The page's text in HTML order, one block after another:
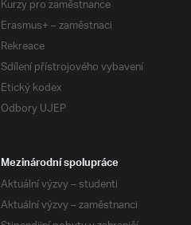
Kurzy pro zaměstnance
Erasmus+ – zaměstnaci
Rekreace
Sdílení přístrojového vybavení
Etický kodex
Odbory UJEP
Mezinárodní spolupráce
Aktuální výzvy – studenti
Aktuální výzvy – zaměstnanci